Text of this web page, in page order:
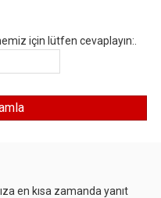
için lütfen cevaplayın:.
en kısa zamanda yanıt